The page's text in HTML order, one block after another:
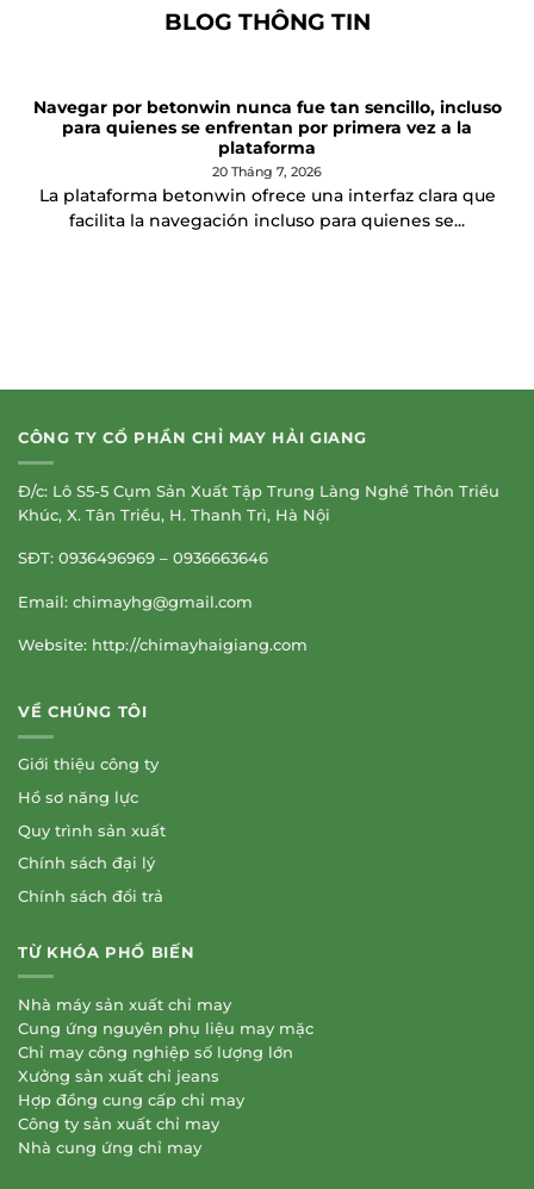
BLOG THÔNG TIN
Navegar por betonwin nunca fue tan sencillo, incluso
para quienes se enfrentan por primera vez a la
plataforma
20 Tháng 7, 2026
La plataforma betonwin ofrece una interfaz clara que
facilita la navegación incluso para quienes se...
CÔNG TY CỔ PHẦN CHỈ MAY HẢI GIANG
Đ/c: Lô S5-5 Cụm Sản Xuất Tập Trung Làng Nghề Thôn Triều
Khúc, X. Tân Triều, H. Thanh Trì, Hà Nội
SĐT: 0936496969 – 0936663646
Email: chimayhg@gmail.com
Website: http://chimayhaigiang.com
VỀ CHÚNG TÔI
Giới thiệu công ty
Hồ sơ năng lực
Quy trình sản xuất
Chính sách đại lý
Chính sách đổi trả
TỪ KHÓA PHỔ BIẾN
Nhà máy sản xuất chỉ may
Cung ứng nguyên phụ liệu may mặc
Chỉ may công nghiệp số lượng lớn
Xưởng sản xuất chỉ jeans
Hợp đồng cung cấp chỉ may
Công ty sản xuất chỉ may
Nhà cung ứng chỉ may